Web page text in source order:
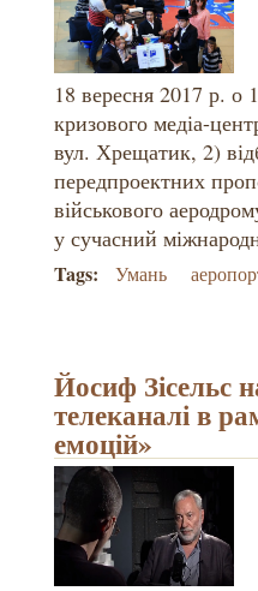
18 вересня 2017 р. о
кризового медіа-
вул. Хрещатик, 2)
передпроектних
військового
у сучасний
Tags: Умань
Йосиф Зісельс
телеканалі в
емоцій»